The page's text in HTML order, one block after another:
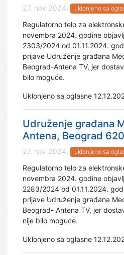
27. nov 2024. uklonjeno sa
Regulatorno telo za
novembra 2024. godine
2303/2024 od 01.11.2024.
prijave Udruženje građana
Beograd-Antena TV, jer
bilo moguće.
Uklonjeno sa oglasne
Udruženje građana
Antena, Beograd
27. nov 2024. uklonjeno sa
Regulatorno telo za
novembra 2024. godine
2283/2024 od 01.11.2024.
prijave Udruženje građana
Beograd- Antena TV, jer
nije bilo moguće.
Uklonjeno sa oglasne